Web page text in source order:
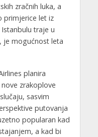
zračnih luka, a
primjerice let iz
traje u
je mogućnost leta
planira
zrakoplove
sasvim
putovanja
popularan kad
a kad bi